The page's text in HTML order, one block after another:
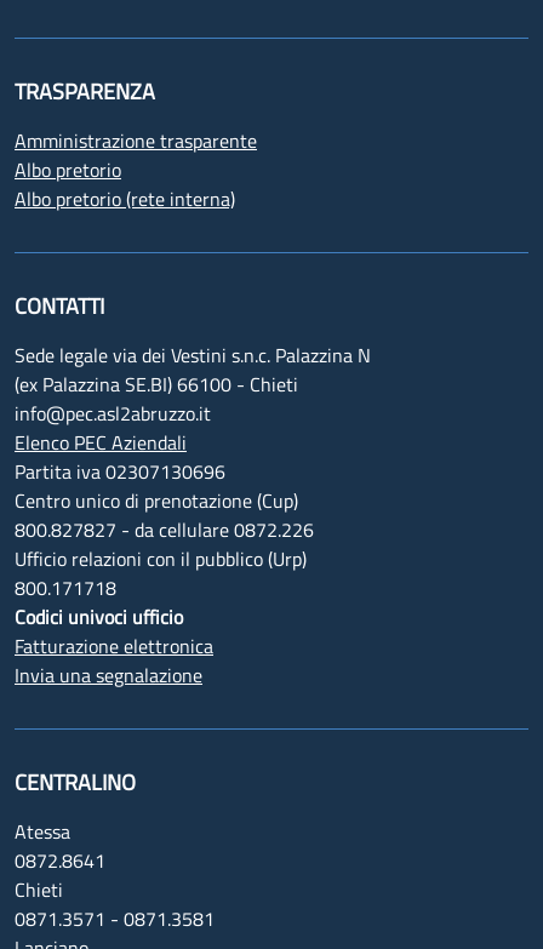
TRASPARENZA
Amministrazione trasparente
Albo pretorio
Albo pretorio (rete interna)
CONTATTI
Sede legale via dei Vestini s.n.c. Palazzina N
(ex Palazzina SE.BI) 66100 - Chieti
info@pec.asl2abruzzo.it
Elenco PEC Aziendali
Partita iva 02307130696
Centro unico di prenotazione (Cup)
800.827827 - da cellulare 0872.226
Ufficio relazioni con il pubblico (Urp)
800.171718
Codici univoci ufficio
Fatturazione elettronica
Invia una segnalazione
CENTRALINO
Atessa
0872.8641
Chieti
0871.3571 - 0871.3581